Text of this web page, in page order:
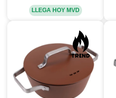
LLEGA HOY MVD